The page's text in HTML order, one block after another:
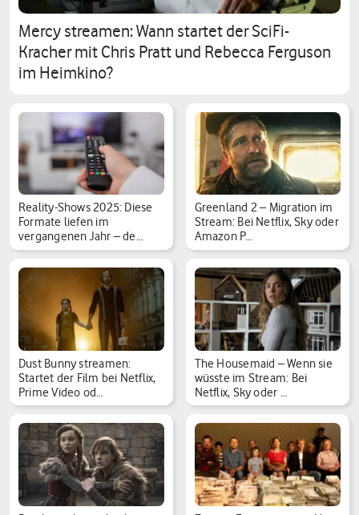
Mercy streamen: Wann startet der SciFi-
Kracher mit Chris Pratt und Rebecca Ferguson
im Heimkino?
Reality-Shows 2025: Diese
Formate liefen im
vergangenen Jahr – de…
Greenland 2 – Migration im
Stream: Bei Netflix, Sky oder
Amazon P…
Dust Bunny streamen:
Startet der Film bei Netflix,
Prime Video od…
The Housemaid – Wenn sie
wüsste im Stream: Bei
Netflix, Sky oder …